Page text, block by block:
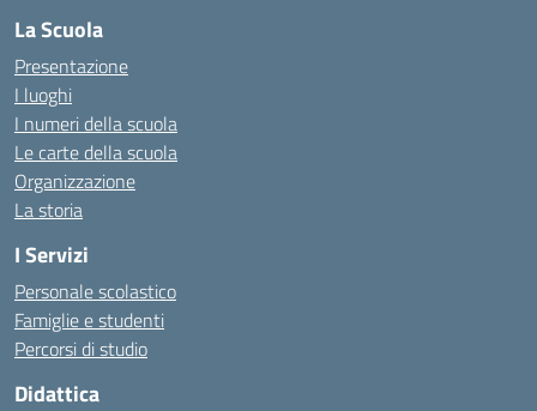
La Scuola
Presentazione
I luoghi
I numeri della scuola
Le carte della scuola
Organizzazione
La storia
I Servizi
Personale scolastico
Famiglie e studenti
Percorsi di studio
Didattica